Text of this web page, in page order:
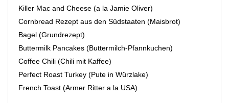
Killer Mac and Cheese (a la Jamie Oliver)
Cornbread Rezept aus den Südstaaten (Maisbrot)
Bagel (Grundrezept)
Buttermilk Pancakes (Buttermilch-Pfannkuchen)
Coffee Chili (Chili mit Kaffee)
Perfect Roast Turkey (Pute in Würzlake)
French Toast (Armer Ritter a la USA)